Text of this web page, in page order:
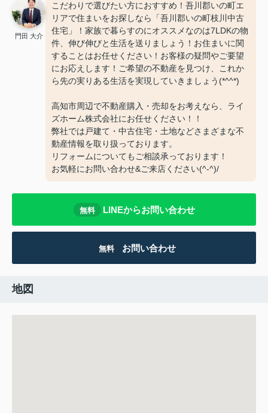
門田 大介
こだわりで選びたい方におすすめ！吾川郡いの町エ
リアで住まいをお探しなら「吾川郡いの町枝川中古
住宅」！家族で暮らすのにオススメなのは7LDKの物
件、伸び伸びと生活を送りましょう！お住まいに関
することはお任せください！お客様の疑問やご要望
にお応えします！ご希望の不動産を見つけ、これか
ら先の実りある生活を実現していきましょう(*^^*)
高知市周辺で不動産購入・売却をお考えなら、ライ
ズホーム株式会社にお任せください！！
弊社では戸建て・中古住宅・土地などさまざまな不
動産情報を取り扱っております。
リフォームについてもご相談承っております！
お気軽にお問い合わせ&ご来店ください‍(^-^)/
無料 LINEからお問い合わせ
無料 お問い合わせ
地図